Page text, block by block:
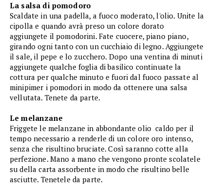
La salsa di pomodoro
Scaldate in una padella, a fuoco moderato, l'olio. Unite la
cipolla e quando avrà preso un colore dorato
aggiungete il pomodorini. Fate cuocere, piano piano,
girando ogni tanto con un cucchiaio di legno. Aggiungete
il sale, il pepe e lo zucchero. Dopo una ventina di minuti
aggiungete qualche foglia di basilico continuate la
cottura per qualche minuto e fuori dal fuoco passate al
minipimer i pomodori in modo da ottenere una salsa
vellutata. Tenete da parte.
Le melanzane
Friggete le melanzane in abbondante olio caldo per il
tempo necessario a renderle di un colore oro intenso,
senza che risultino bruciate. Così saranno cotte alla
perfezione. Mano a mano che vengono pronte scolatele
su della carta assorbente in modo che risultino belle
asciutte. Tenetele da parte.